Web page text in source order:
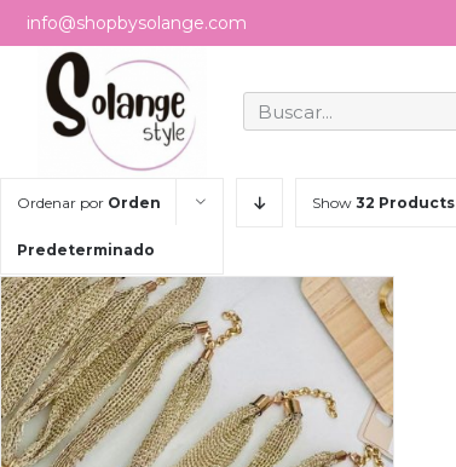
info@shopbysolange.com
Ordenar por Orden
Predeterminado
Show 32 Products